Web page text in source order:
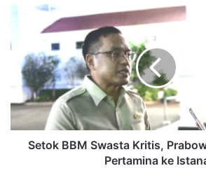
Swasta
Kritis,
Prabowo
Panggil
Dirut
Pertamina
ke
IstanaSetok BBM Swasta Kritis,
Pertamina ke